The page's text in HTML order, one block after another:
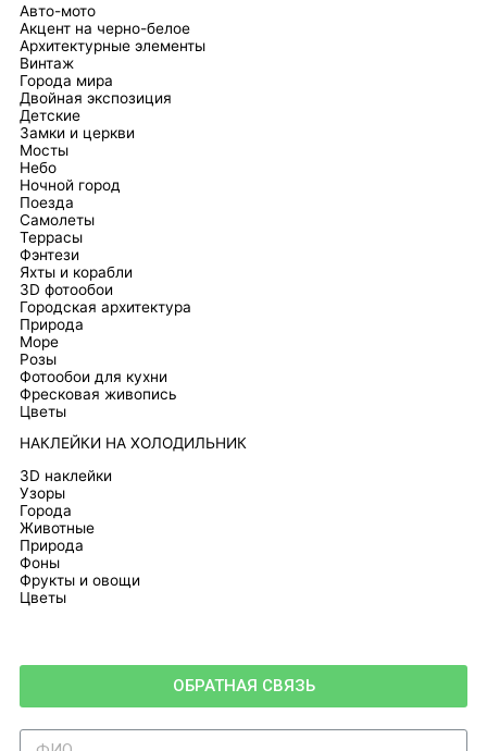
Авто-мото
Акцент на черно-белое
Архитектурные элементы
Винтаж
Города мира
Двойная экспозиция
Детские
Замки и церкви
Мосты
Небо
Ночной город
Поезда
Самолеты
Террасы
Фэнтези
Яхты и корабли
3D фотообои
Городская архитектура
Природа
Море
Розы
Фотообои для кухни
Фресковая живопись
Цветы
НАКЛЕЙКИ НА ХОЛОДИЛЬНИК
3D наклейки
Узоры
Города
Животные
Природа
Фоны
Фрукты и овощи
Цветы
ОБРАТНАЯ СВЯЗЬ